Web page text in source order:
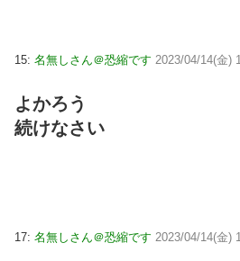
15: 名無しさん＠恐縮です 2023/04/14(金)
よかろう
続けなさい
17: 名無しさん＠恐縮です 2023/04/14(金)